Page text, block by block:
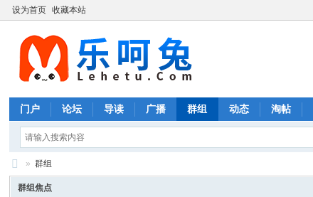
设为首页 收藏本站
门户 论坛 导读 广播 群组 动态 淘帖
摄
» 群组
群组焦点